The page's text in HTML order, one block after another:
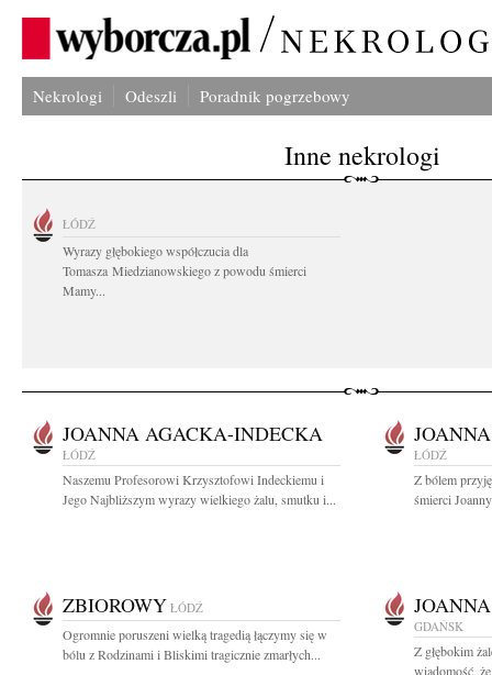
Nekrologi Odeszli Poradnik pogrzebowy
Inne nekrologi
ŁÓDŹ
Wyrazy głębokiego współczucia dla
Tomasza Miedzianowskiego z powodu śmierci
Mamy...
JOANNA AGACKA-INDECKA
ŁÓDŹ
Naszemu Profesorowi Krzysztofowi Indeckiemu i
Jego Najbliższym wyrazy wielkiego żalu, smutku i...
ŁÓDŹ
Z bólem
śmierci
ZBIOROWY ŁÓDŹ
Ogromnie poruszeni wielką tragedią łączymy się w
bólu z Rodzinami i Bliskimi tragicznie zmarłych...
GDAŃSK
Z głębokim
wiadomość,